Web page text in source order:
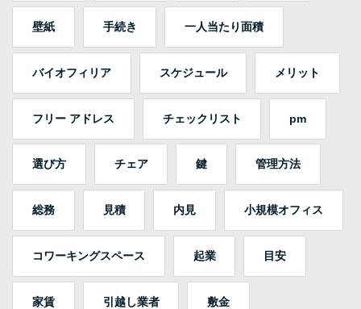
壁紙 手続き 一人当たり面積
バイオフィリア スケジュール メリット
フリー アドレス チェックリスト pm
選び方 チェア 鍵 管理方法
総務 見積 内見 小規模オフィス
コワーキングスペース 起業 目安
家賃 引越し業者 敷金